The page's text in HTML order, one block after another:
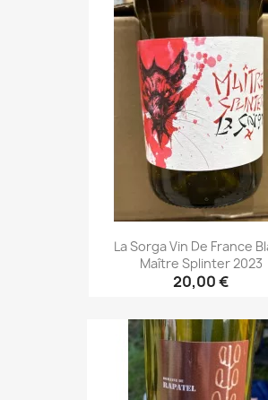
La Sorga Vin De France
Maître Splinter 2023
20,00 €